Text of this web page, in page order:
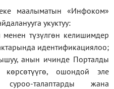
маалыматын «Инфоком»
укуктуу:
түзүлгөн келишимдер
идентификациялоо;
анын ичинде Порталды
көрсөтүүгө, ошондой эле
талаптарды жана